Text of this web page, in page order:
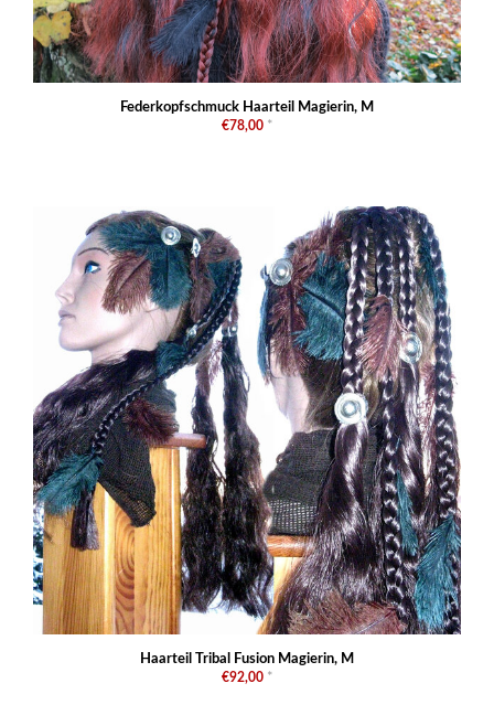
Federkopfschmuck Haarteil Magierin, M
€78,00 *
Haarteil Tribal Fusion Magierin, M
€92,00 *